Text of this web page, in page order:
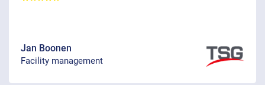
Jan Boonen
Facility management